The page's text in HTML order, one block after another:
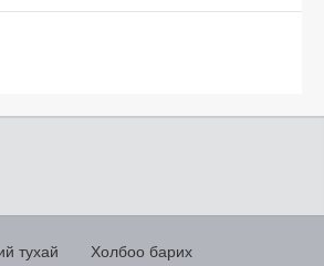
тухай Холбоо барих